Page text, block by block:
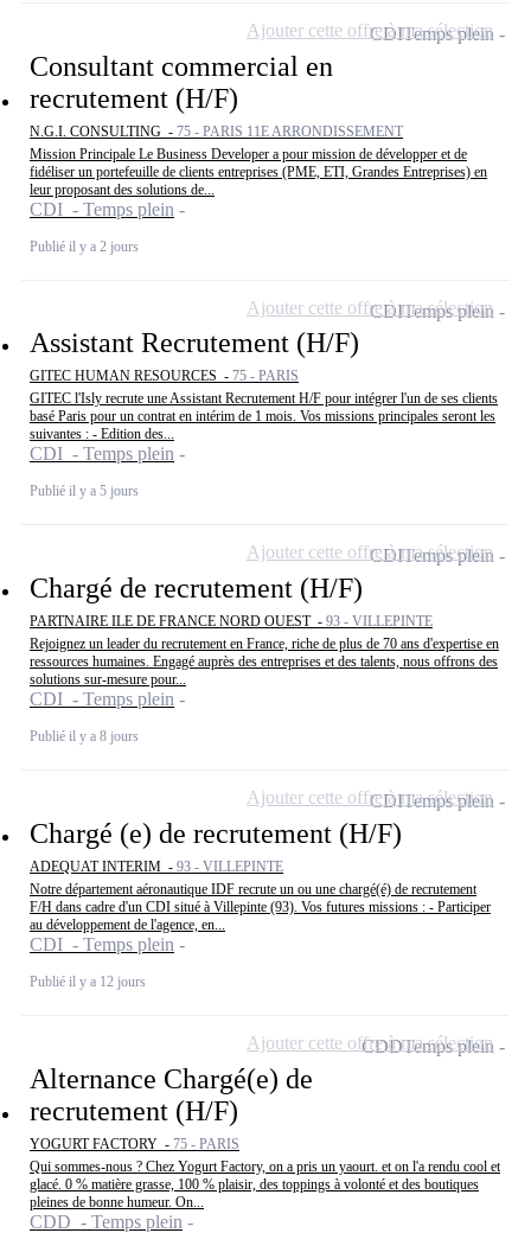
Consultant commercial en
recrutement (H/F)
N.G.I. CONSULTING - 75 - PARIS 11E ARRONDISSEMENT
Mission Principale Le Business Developer a pour mission de développer et de
fidéliser un portefeuille de clients entreprises (PME, ETI, Grandes Entreprises) en
leur proposant des solutions de...
CDI - Temps plein
Publié il y a 2 jours
CDITemps plein
Ajouter cette offre à ma sélection
Assistant Recrutement (H/F)
GITEC HUMAN RESOURCES - 75 - PARIS
GITEC l'Isly recrute une Assistant Recrutement H/F pour intégrer l'un de ses clients
basé Paris pour un contrat en intérim de 1 mois. Vos missions principales seront les
suivantes : - Edition des...
CDI - Temps plein
Publié il y a 5 jours
CDITemps plein
Ajouter cette offre à ma sélection
Chargé de recrutement (H/F)
PARTNAIRE ILE DE FRANCE NORD OUEST - 93 - VILLEPINTE
Rejoignez un leader du recrutement en France, riche de plus de 70 ans d'expertise en
ressources humaines. Engagé auprès des entreprises et des talents, nous offrons des
solutions sur-mesure pour...
CDI - Temps plein
Publié il y a 8 jours
CDITemps plein
Ajouter cette offre à ma sélection
Chargé (e) de recrutement (H/F)
ADEQUAT INTERIM - 93 - VILLEPINTE
Notre département aéronautique IDF recrute un ou une chargé(é) de recrutement
F/H dans cadre d'un CDI situé à Villepinte (93). Vos futures missions : - Participer
au développement de l'agence, en...
CDI - Temps plein
Publié il y a 12 jours
CDITemps plein
Ajouter cette offre à ma sélection
Alternance Chargé(e) de
recrutement (H/F)
YOGURT FACTORY - 75 - PARIS
Qui sommes-nous ? Chez Yogurt Factory, on a pris un yaourt. et on l'a rendu cool et
glacé. 0 % matière grasse, 100 % plaisir, des toppings à volonté et des boutiques
pleines de bonne humeur. On...
CDD - Temps plein
CDDTemps plein
Ajouter cette offre à ma sélection